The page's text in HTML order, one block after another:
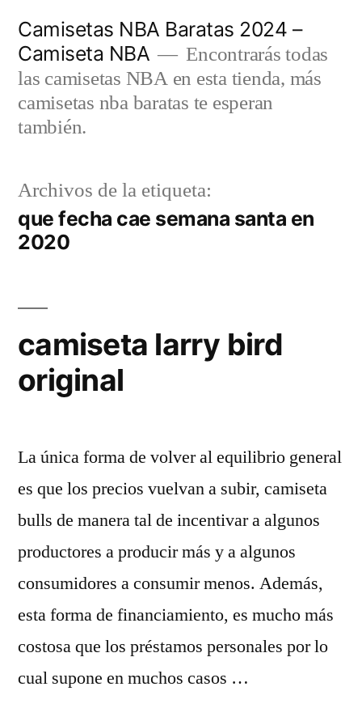
contenido
Camisetas NBA Baratas 2024 –
Camiseta NBA
Encontrarás todas
las camisetas NBA en esta tienda, más
camisetas nba baratas te esperan
también.
Archivos de la etiqueta:
que fecha cae semana santa en
2020
camiseta larry bird
original
La única forma de volver al equilibrio general
es que los precios vuelvan a subir, camiseta
bulls de manera tal de incentivar a algunos
productores a producir más y a algunos
consumidores a consumir menos. Además,
esta forma de financiamiento, es mucho más
costosa que los préstamos personales por lo
cual supone en muchos casos …